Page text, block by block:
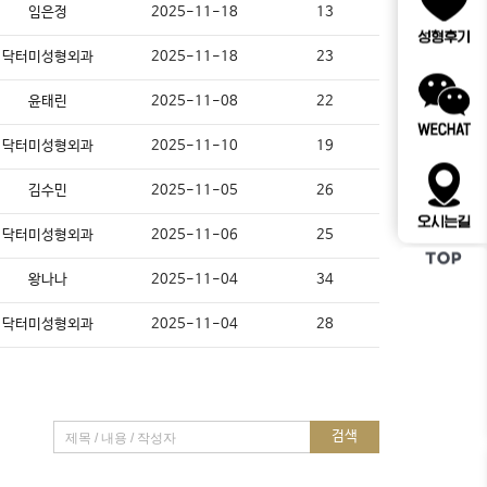
임은정 2025-11-18 13
닥터미성형외과 2025-11-18 23
윤태린 2025-11-08 22
닥터미성형외과 2025-11-10 19
김수민 2025-11-05 26
닥터미성형외과 2025-11-06 25
왕나나 2025-11-04 34
닥터미성형외과 2025-11-04 28
검색